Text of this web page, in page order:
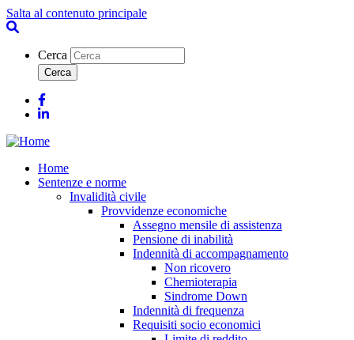
Salta al contenuto principale
Cerca
Facebook
Linkedin
Home
Sentenze e norme
Invalidità civile
Provvidenze economiche
Assegno mensile di assistenza
Pensione di inabilità
Indennità di accompagnamento
Non ricovero
Chemioterapia
Sindrome Down
Indennità di frequenza
Requisiti socio economici